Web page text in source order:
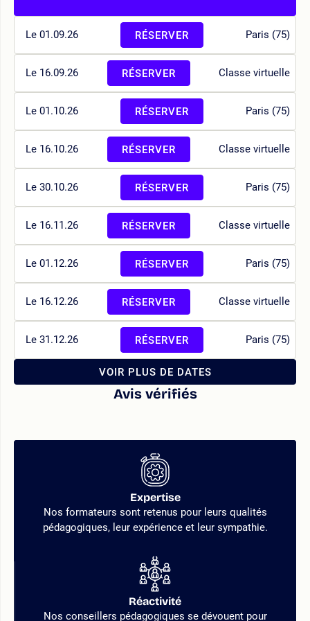
Le 01.09.26 Paris (75)
RÉSERVER
Le 16.09.26 Classe virtuelle
RÉSERVER
Le 01.10.26 Paris (75)
RÉSERVER
Le 16.10.26 Classe virtuelle
RÉSERVER
Le 30.10.26 Paris (75)
RÉSERVER
Le 16.11.26 Classe virtuelle
RÉSERVER
Le 01.12.26 Paris (75)
RÉSERVER
Le 16.12.26 Classe virtuelle
RÉSERVER
Le 31.12.26 Paris (75)
RÉSERVER
VOIR PLUS DE DATES
Avis vérifiés
Expertise
Nos formateurs sont retenus pour leurs qualités
pédagogiques, leur expérience et leur sympathie.
Réactivité
Nos conseillers pédagogiques se dévouent pour